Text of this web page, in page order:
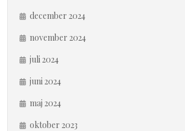
december 2024
november 2024
juli 2024
juni 2024
maj 2024
oktober 2023